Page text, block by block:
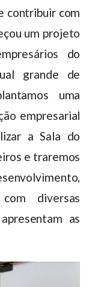
contribuir com
um projeto
do
grande de
uma
empresarial
a Sala do
e traremos
diversas
as